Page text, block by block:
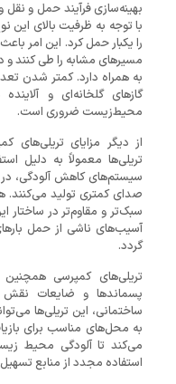
بهینه‌سازی فرآیند حمل و
با توجه به ظرفیت بالای این
را یکبار حمل کرد. این امر
مسیرهای مشابه را طی کنند
به همراه دارد. کمتر شدن
گازهای گلخانه‌ای و
محیط‌زیست ضروری است.
از دیگر مزایای
تریلی‌ها معمولاً به دلیل
سیستم‌های کاهش آلودگی، در
صدای کمتری تولید می‌کنند.
سبک‌تر و مقاوم‌تر در ساختار
آسیب‌های ناشی از حمل
گردد.
تریلی‌های کمپرسی
پسماندها و ضایعات نقش
ساختمانی، این تریلی‌ها
به محل‌های مناسب برای
می‌کند تا آلودگی محیط
استفاده مجدد از منابع